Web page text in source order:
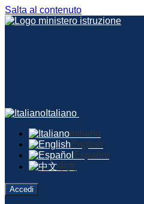
Salta al contenuto
Italiano
Italiano
English
Español
中文
Accedi